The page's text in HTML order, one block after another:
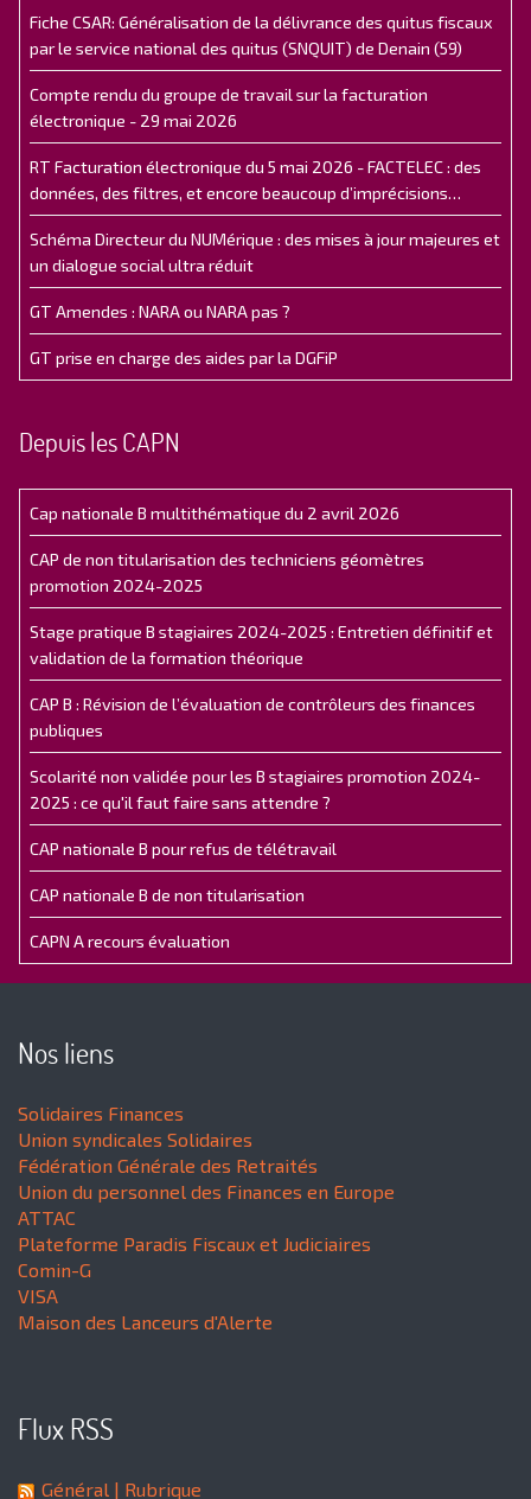
Fiche CSAR: Généralisation de la délivrance des quitus fiscaux
par le service national des quitus (SNQUIT) de Denain (59)
Compte rendu du groupe de travail sur la facturation
électronique - 29 mai 2026
RT Facturation électronique du 5 mai 2026 - FACTELEC : des
données, des filtres, et encore beaucoup d’imprécisions…
Schéma Directeur du NUMérique : des mises à jour majeures et
un dialogue social ultra réduit
GT Amendes : NARA ou NARA pas ?
GT prise en charge des aides par la DGFiP
Depuis les CAPN
Cap nationale B multithématique du 2 avril 2026
CAP de non titularisation des techniciens géomètres
promotion 2024-2025
Stage pratique B stagiaires 2024-2025 : Entretien définitif et
validation de la formation théorique
CAP B : Révision de l’évaluation de contrôleurs des finances
publiques
Scolarité non validée pour les B stagiaires promotion 2024-
2025 : ce qu'il faut faire sans attendre ?
CAP nationale B pour refus de télétravail
CAP nationale B de non titularisation
CAPN A recours évaluation
Nos liens
Solidaires Finances
Union syndicales Solidaires
Fédération Générale des Retraités
Union du personnel des Finances en Europe
ATTAC
Plateforme Paradis Fiscaux et Judiciaires
Comin-G
VISA
Maison des Lanceurs d'Alerte
Flux RSS
Général | Rubrique